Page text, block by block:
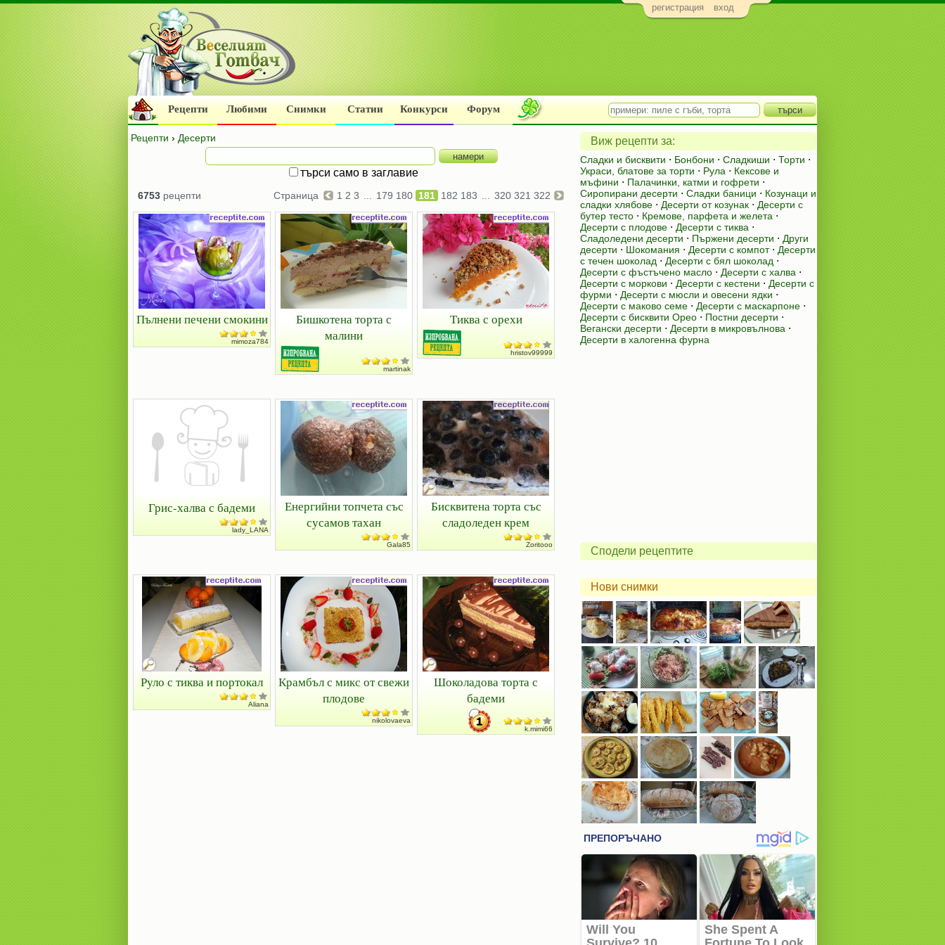
регистрация вход
Рецепти Любими Снимки Статии Конкурси Форум
Рецепти › Десерти
търси само в заглавие
6753 рецепти Страница 1 2 3 179 180 181 182 183 320 321 322
Пълнени печени смокини
mimoza784
Бишкотена торта с
малини
martinak
Тиква с орехи
hristov99999
Грис-халва с бадеми
lady_LANA
Енергийни топчета със
сусамов тахан
Gala85
Бисквитена торта със
сладоледен крем
Zoritooo
Руло с тиква и портокал
Aliana
Крамбъл с микс от свежи
плодове
nikolovaeva
Шоколадова торта с
бадеми
k.mimi66
Виж рецепти за:
Сладки и бисквити ⋅ Бонбони ⋅ Сладкиши ⋅ Торти ⋅
Украси, блатове за торти ⋅ Рула ⋅ Кексове и
мъфини ⋅ Палачинки, катми и гофрети ⋅
Сиропирани десерти ⋅ Сладки баници ⋅ Козунаци и
сладки хлябове ⋅ Десерти от козунак ⋅ Десерти с
бутер тесто ⋅ Кремове, парфета и желета ⋅
Десерти с плодове ⋅ Десерти с тиква ⋅
Сладоледени десерти ⋅ Пържени десерти ⋅ Други
десерти ⋅ Шокомания ⋅ Десерти с компот⋅ Десерти
с течен шоколад ⋅ Десерти с бял шоколад ⋅
Десерти с фъстъчено масло ⋅ Десерти с халва ⋅
Десерти с моркови ⋅ Десерти с кестени ⋅ Десерти с
фурми ⋅ Десерти с мюсли и овесени ядки ⋅
Десерти с маково семе ⋅ Десерти с маскарпоне ⋅
Десерти с бисквити Орео ⋅ Постни десерти ⋅
Вегански десерти ⋅ Десерти в микровълнова ⋅
Десерти в халогенна фурна
Сподели рецептите
Нови снимки